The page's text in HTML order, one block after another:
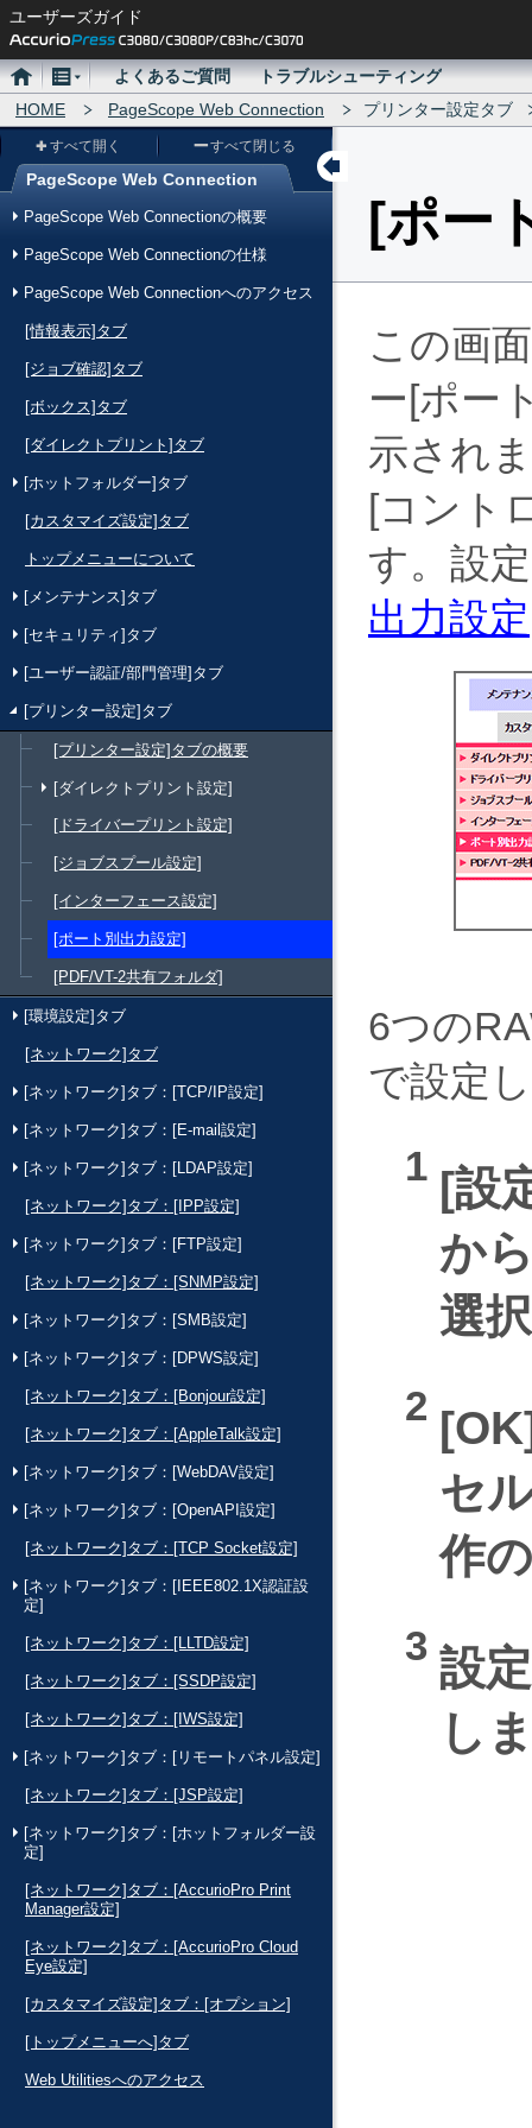
ユーザーズガイド
ホ
ー
メ
ニ
ュ
ー
よくあるご質問
トラブルシューティング
HOME
PageScope Web Connection プリンター設定タブ
メ
ー
PageScope Web Connection
すべて開く すべて閉じる
PageScope Web Connectionの概要
PageScope Web Connectionの仕様
PageScope Web Connectionへのアクセス
[情報表示]タブ
[ジョブ確認]タブ
[ボックス]タブ
[ダイレクトプリント]タブ
[ホットフォルダー]タブ
[カスタマイズ設定]タブ
トップメニューについて
[メンテナンス]タブ
[セキュリティ]タブ
[ユーザー認証/部門管理]タブ
[プリンター設定]タブ
[プリンター設定]タブの概要
[ダイレクトプリント設定]
[ドライバープリント設定]
[ジョブスプール設定]
[インターフェース設定]
[ポート別出力設定]
[PDF/VT-2共有フォルダ]
[環境設定]タブ
[ネットワーク]タブ
[ネットワーク]タブ：[TCP/IP設定]
[ネットワーク]タブ：[E-mail設定]
[ネットワーク]タブ：[LDAP設定]
[ネットワーク]タブ：[IPP設定]
[ネットワーク]タブ：[FTP設定]
[ネットワーク]タブ：[SNMP設定]
[ネットワーク]タブ：[SMB設定]
[ネットワーク]タブ：[DPWS設定]
[ネットワーク]タブ：[Bonjour設定]
[ネットワーク]タブ：[AppleTalk設定]
[ネットワーク]タブ：[WebDAV設定]
[ネットワーク]タブ：[OpenAPI設定]
[ネットワーク]タブ：[TCP Socket設定]
[ネットワーク]タブ：[IEEE802.1X認証設
定]
[ネットワーク]タブ：[LLTD設定]
[ネットワーク]タブ：[SSDP設定]
[ネットワーク]タブ：[IWS設定]
[ネットワーク]タブ：[リモートパネル設定]
[ネットワーク]タブ：[JSP設定]
[ネットワーク]タブ：[ホットフォルダー設
定]
[ネットワーク]タブ：[AccurioPro Print
Manager設定]
[ネットワーク]タブ：[AccurioPro Cloud
Eye設定]
[カスタマイズ設定]タブ：[オプション]
[トップメニューへ]タブ
Web Utilitiesへのアクセス
ポー
この画
ー ポー
示され
コント
す。設
出力設定
6つの
で設定
設
か
選
OK
セ
作
設
し